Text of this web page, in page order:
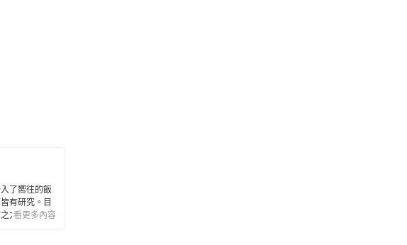
了嚮往的飯
有研究。目
力對社會有
看更多內容